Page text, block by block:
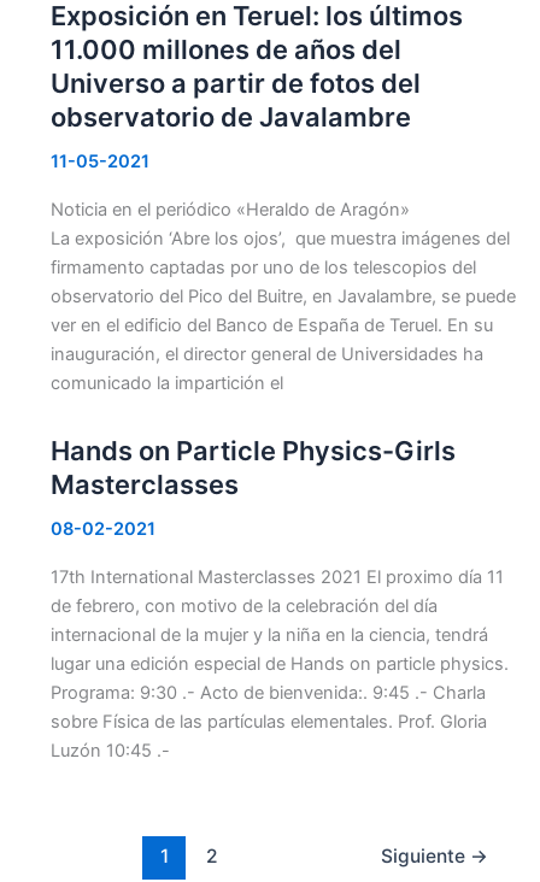
Exposición en Teruel: los últimos
11.000 millones de años del
Universo a partir de fotos del
observatorio de Javalambre
11-05-2021
Noticia en el periódico «Heraldo de Aragón»
La exposición ‘Abre los ojos’, que muestra imágenes del
firmamento captadas por uno de los telescopios del
observatorio del Pico del Buitre, en Javalambre, se puede
ver en el edificio del Banco de España de Teruel. En su
inauguración, el director general de Universidades ha
comunicado la impartición el
Hands on Particle Physics-Girls
Masterclasses
08-02-2021
17th International Masterclasses 2021 El proximo día 11
de febrero, con motivo de la celebración del día
internacional de la mujer y la niña en la ciencia, tendrá
lugar una edición especial de Hands on particle physics.
Programa: 9:30 .- Acto de bienvenida:. 9:45 .- Charla
sobre Física de las partículas elementales. Prof. Gloria
Luzón 10:45 .-
1 2 Siguiente →